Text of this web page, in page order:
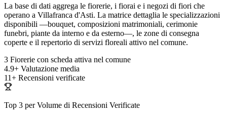
La base di dati aggrega le fiorerie, i fiorai e i negozi di fiori che
operano a Villafranca d'Asti. La matrice dettaglia le specializzazioni
disponibili —bouquet, composizioni matrimoniali, cerimonie
funebri, piante da interno e da esterno—, le zone di consegna
coperte e il repertorio di servizi floreali attivo nel comune.
3 Fiorerie con scheda attiva nel comune
4.9+ Valutazione media
11+ Recensioni verificate
Top 3 per Volume di Recensioni Verificate